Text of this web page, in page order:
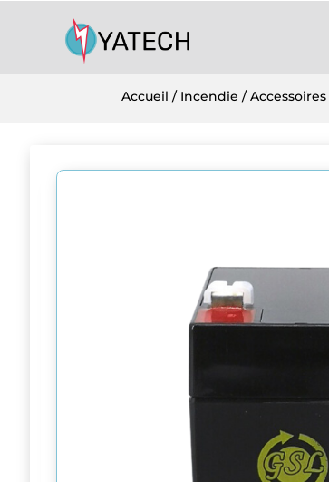
Accueil / Incendie /Accessoires